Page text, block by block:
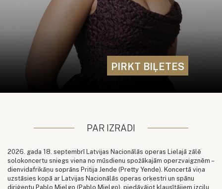
PIRKT BIĻETES
PAR IZRĀDI
2026. gada 18. septembrī Latvijas Nacionālās operas Lielajā zālē
solokoncertu sniegs viena no mūsdienu spožākajām operzvaigznēm –
dienvidafrikāņu soprāns Pritija Jende (Pretty Yende). Koncertā viņa
uzstāsies kopā ar Latvijas Nacionālās operas orķestri un spānu
diriģentu Pablo Mjelgo (Pablo Mielgo), piedāvājot klausītājiem izcilu